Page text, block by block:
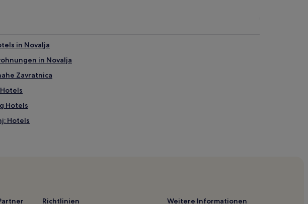
in Novalja
in Novalja
Zavratnica
Hotels
Hotels
Richtlinien Weitere Informationen